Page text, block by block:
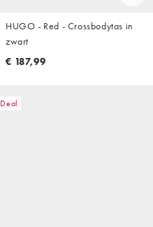
HUGO - Red - Crossbodytas in
zwart
€ 187,99
Deal